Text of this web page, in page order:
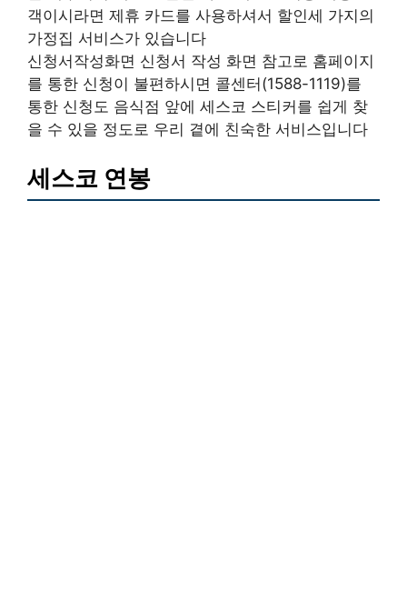
객이시라면 제휴 카드를 사용하셔서 할인세 가지의
가정집 서비스가 있습니다
신청서작성화면 신청서 작성 화면 참고로 홈페이지
를 통한 신청이 불편하시면 콜센터(1588-1119)를
통한 신청도 음식점 앞에 세스코 스티커를 쉽게 찾
을 수 있을 정도로 우리 곁에 친숙한 서비스입니다
세스코 연봉